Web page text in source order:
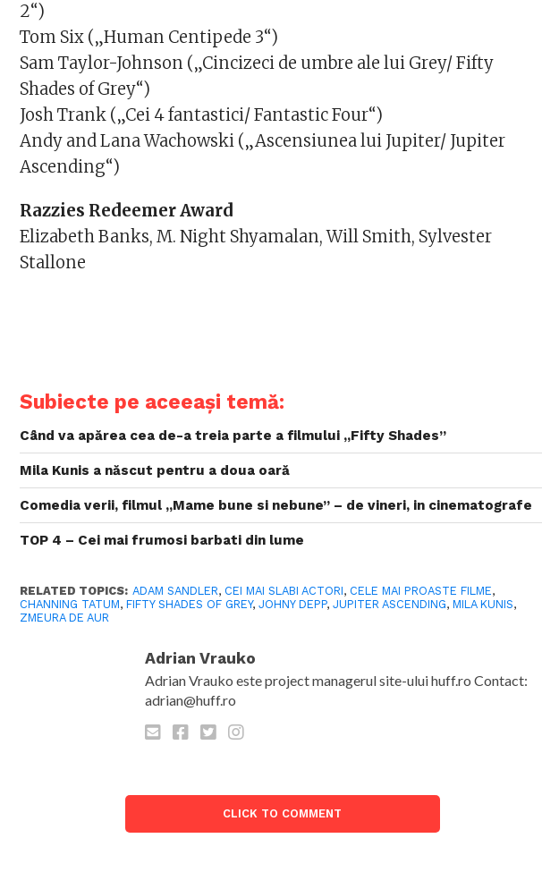
2“)
Tom Six („Human Centipede 3“)
Sam Taylor-Johnson („Cincizeci de umbre ale lui Grey/ Fifty
Shades of Grey“)
Josh Trank („Cei 4 fantastici/ Fantastic Four“)
Andy and Lana Wachowski („Ascensiunea lui Jupiter/ Jupiter
Ascending“)
Razzies Redeemer Award
Elizabeth Banks, M. Night Shyamalan, Will Smith, Sylvester
Stallone
Subiecte pe aceeași temă:
Când va apărea cea de-a treia parte a filmului „Fifty Shades”
Mila Kunis a născut pentru a doua oară
Comedia verii, filmul ,,Mame bune si nebune” – de vineri, in cinematografe
TOP 4 – Cei mai frumosi barbati din lume
RELATED TOPICS: ADAM SANDLER, CEI MAI SLABI ACTORI, CELE MAI PROASTE FILME,
CHANNING TATUM,FIFTY SHADES OF GREY,JOHNY DEPP,JUPITER ASCENDING,MILA KUNIS,
ZMEURA DE AUR
Adrian Vrauko
Adrian Vrauko este project managerul site-ului huff.ro Contact:
adrian@huff.ro
CLICK TO COMMENT